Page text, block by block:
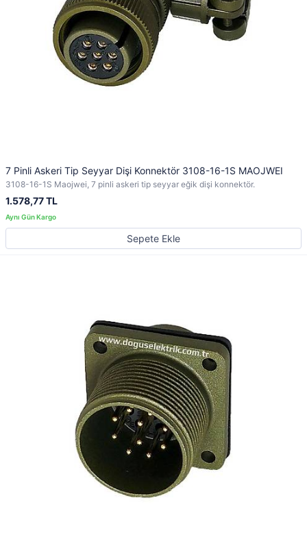
7 Pinli Askeri Tip Seyyar Dişi Konnektör 3108-16-1S MAOJWEI
3108-16-1S Maojwei, 7 pinli askeri tip seyyar eğik dişi konnektör.
1.578,77 TL
Sepete Ekle